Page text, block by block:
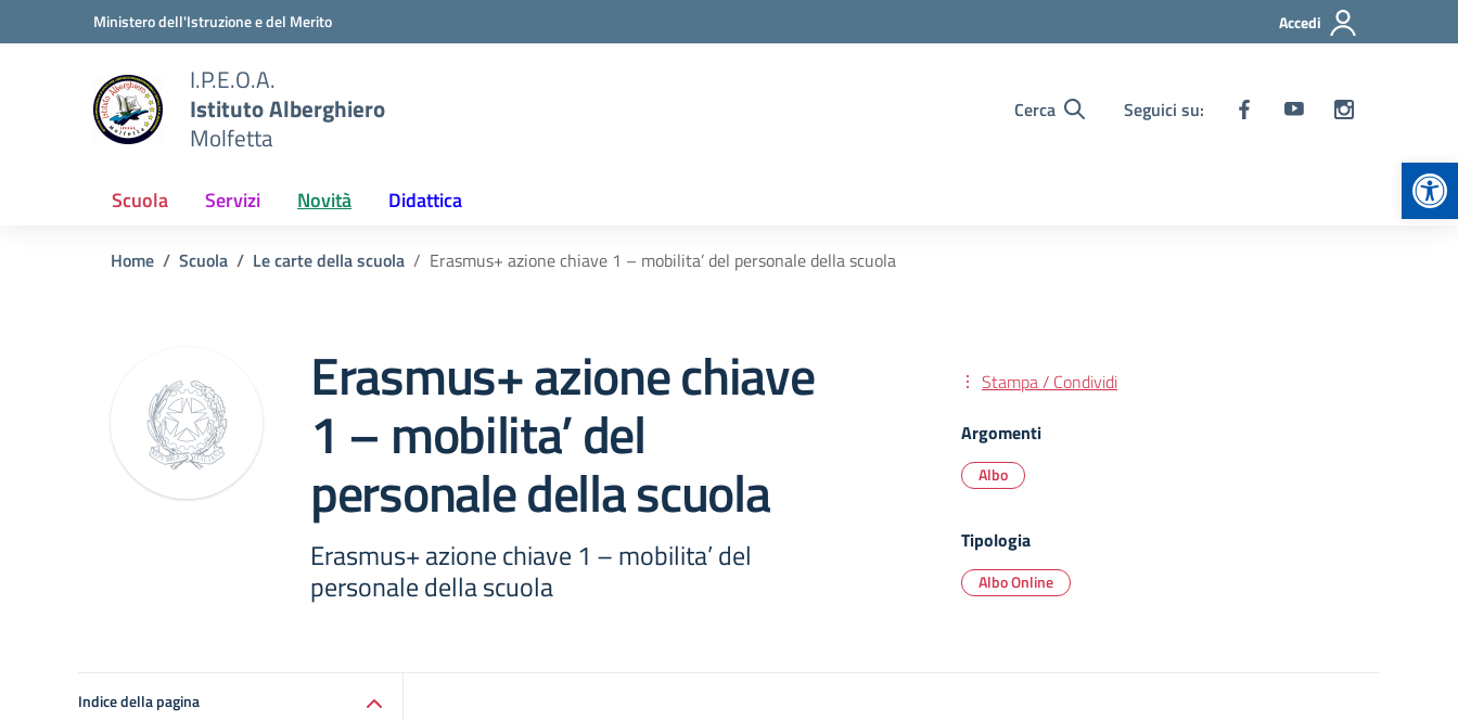
Vai ai contenuti
Vai al menu di navigazioneMinistero dell'Istruzione e del Merito Accedi
I.P.E.O.A.
Istituto Alberghiero
Molfetta
Cerca Seguici su:
Scuola Servizi Novità Didattica
Home Scuola Le carte della scuola Erasmus+ azione chiave 1 – mobilita’ del personale della scuola
Erasmus+ azione chiave
1 – mobilita’ del
personale della scuola
Erasmus+ azione chiave 1 – mobilita’ del
personale della scuola
Stampa / Condividi
Argomenti
Albo
Tipologia
Albo Online
Indice della pagina